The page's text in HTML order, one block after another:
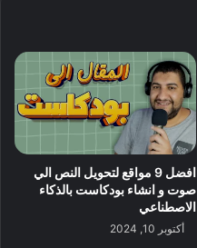
افضل 9 مواقع لتحويل النص الي
صوت و انشاء بودكاست بالذكاء
الاصطناعي
أكتوبر 10, 2024